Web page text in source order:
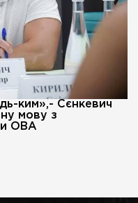
ким»,- Сєнкевич
мову з
ОВА